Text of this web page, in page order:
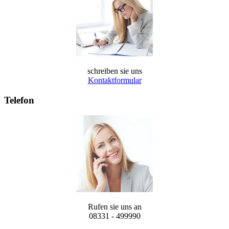
schreiben sie uns
Kontaktformular
Telefon
Rufen sie uns an
08331 - 499990